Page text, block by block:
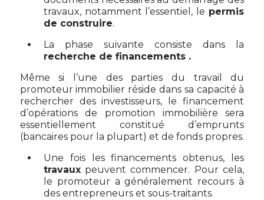
travaux, notamment l’essentiel, le permis
de construire.
La phase suivante consiste dans la
recherche de financements .
Même si l’une des parties du travail du
promoteur immobilier réside dans sa capacité à
rechercher des investisseurs, le financement
d’opérations de promotion immobilière sera
essentiellement constitué d’emprunts
(bancaires pour la plupart) et de fonds propres.
Une fois les financements obtenus, les
travauxpeuvent commencer. Pour cela,
le promoteur a généralement recours à
des entrepreneurs et sous-traitants.